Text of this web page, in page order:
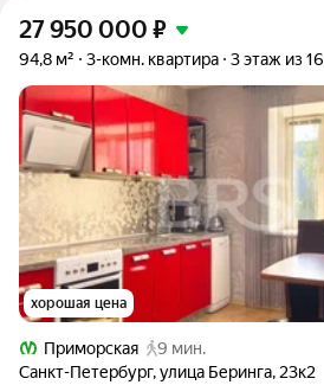
27 950 000 ₽
94,8 м² 3-комн. квартира 3 этаж из 16
хорошая цена
Приморская
9 мин.
Санкт-Петербург,улица Беринга, 23к2